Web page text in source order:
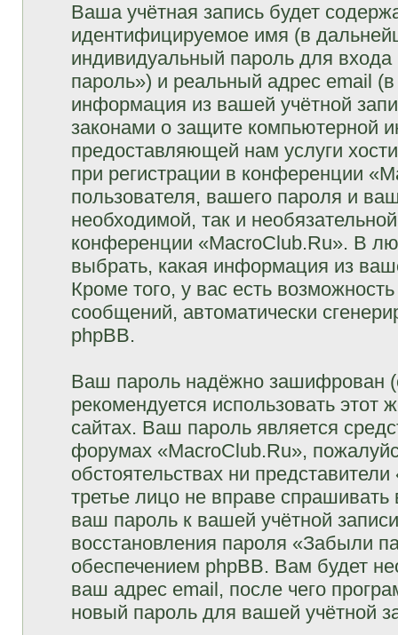
Ваша учётная запись будет
идентифицируемое имя (в
индивидуальный пароль для
пароль») и реальный адрес email
информация из вашей учётной
законами о защите компьютерной
предоставляющей нам услуги
при регистрации в конференции
пользователя, вашего пароля и
необходимой, так и
конференции «MacroClub.Ru». В
выбрать, какая информация из
Кроме того, у вас есть
сообщений, автоматически
phpBB.
Ваш пароль надёжно зашифрован
рекомендуется использовать этот
сайтах. Ваш пароль является
форумах «MacroClub.Ru»,
обстоятельствах ни
третье лицо не вправе
ваш пароль к вашей учётной
восстановления пароля «Забыли
обеспечением phpBB. Вам будет
ваш адрес email, после чего
новый пароль для вашей учётной